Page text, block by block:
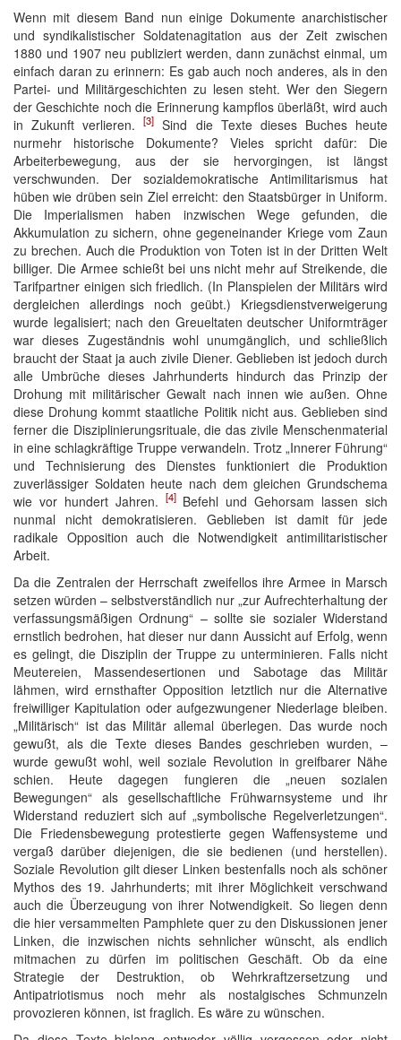
Wenn mit diesem Band nun einige Dokumente anarchistischer
und syndikalistischer Soldatenagitation aus der Zeit zwischen
1880 und 1907 neu publiziert werden, dann zunächst einmal, um
einfach daran zu erinnern: Es gab auch noch anderes, als in den
Partei- und Militärgeschichten zu lesen steht. Wer den Siegern
der Geschichte noch die Erinnerung kampflos überläßt, wird auch
in Zukunft verlieren.[3] Sind die Texte dieses Buches heute
nurmehr historische Dokumente? Vieles spricht dafür: Die
Arbeiterbewegung, aus der sie hervorgingen, ist längst
verschwunden. Der sozialdemokratische Antimilitarismus hat
hüben wie drüben sein Ziel erreicht: den Staatsbürger in Uniform.
Die Imperialismen haben inzwischen Wege gefunden, die
Akkumulation zu sichern, ohne gegeneinander Kriege vom Zaun
zu brechen. Auch die Produktion von Toten ist in der Dritten Welt
billiger. Die Armee schießt bei uns nicht mehr auf Streikende, die
Tarifpartner einigen sich friedlich. (In Planspielen der Militärs wird
dergleichen allerdings noch geübt.) Kriegsdienstverweigerung
wurde legalisiert; nach den Greueltaten deutscher Uniformträger
war dieses Zugeständnis wohl unumgänglich, und schließlich
braucht der Staat ja auch zivile Diener. Geblieben ist jedoch durch
alle Umbrüche dieses Jahrhunderts hindurch das Prinzip der
Drohung mit militärischer Gewalt nach innen wie außen. Ohne
diese Drohung kommt staatliche Politik nicht aus. Geblieben sind
ferner die Disziplinierungsrituale, die das zivile Menschenmaterial
in eine schlagkräftige Truppe verwandeln. Trotz „Innerer Führung“
und Technisierung des Dienstes funktioniert die Produktion
zuverlässiger Soldaten heute nach dem gleichen Grundschema
wie vor hundert Jahren. [4]Befehl und Gehorsam lassen sich
nunmal nicht demokratisieren. Geblieben ist damit für jede
radikale Opposition auch die Notwendigkeit antimilitaristischer
Arbeit.
Da die Zentralen der Herrschaft zweifellos ihre Armee in Marsch
setzen würden – selbstverständlich nur „zur Aufrechterhaltung der
verfassungsmäßigen Ordnung“ – sollte sie sozialer Widerstand
ernstlich bedrohen, hat dieser nur dann Aussicht auf Erfolg, wenn
es gelingt, die Disziplin der Truppe zu unterminieren. Falls nicht
Meutereien, Massendesertionen und Sabotage das Militär
lähmen, wird ernsthafter Opposition letztlich nur die Alternative
freiwilliger Kapitulation oder aufgezwungener Niederlage bleiben.
„Militärisch“ ist das Militär allemal überlegen. Das wurde noch
gewußt, als die Texte dieses Bandes geschrieben wurden, –
wurde gewußt wohl, weil soziale Revolution in greifbarer Nähe
schien. Heute dagegen fungieren die „neuen sozialen
Bewegungen“ als gesellschaftliche Frühwarnsysteme und ihr
Widerstand reduziert sich auf „symbolische Regelverletzungen“.
Die Friedensbewegung protestierte gegen Waffensysteme und
vergaß darüber diejenigen, die sie bedienen (und herstellen).
Soziale Revolution gilt dieser Linken bestenfalls noch als schöner
Mythos des 19. Jahrhunderts; mit ihrer Möglichkeit verschwand
auch die Überzeugung von ihrer Notwendigkeit. So liegen denn
die hier versammelten Pamphlete quer zu den Diskussionen jener
Linken, die inzwischen nichts sehnlicher wünscht, als endlich
mitmachen zu dürfen im politischen Geschäft. Ob da eine
Strategie der Destruktion, ob Wehrkraftzersetzung und
Antipatriotismus noch mehr als nostalgisches Schmunzeln
provozieren können, ist fraglich. Es wäre zu wünschen.